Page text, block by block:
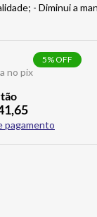
- Diminui a
no pix
5% OFF
,65
pagamento